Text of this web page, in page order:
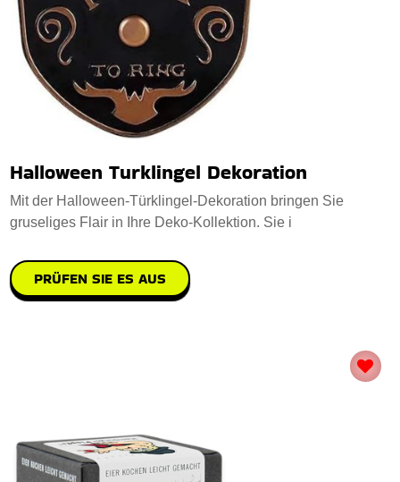
Halloween Turklingel Dekoration
Mit der Halloween-Türklingel-Dekoration bringen Sie
gruseliges Flair in Ihre Deko-Kollektion. Sie i
PRÜFEN SIE ES AUS